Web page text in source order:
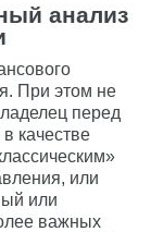
анализ
При этом не
перед
качестве
или
или
важных